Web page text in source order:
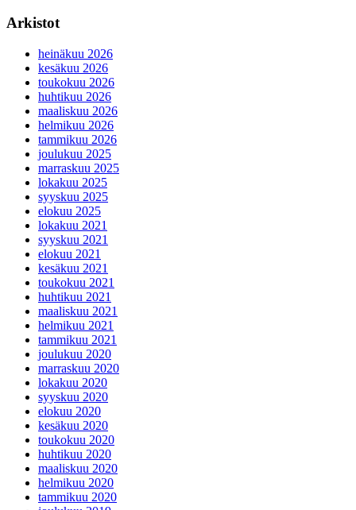
Arkistot
heinäkuu 2026
kesäkuu 2026
toukokuu 2026
huhtikuu 2026
maaliskuu 2026
helmikuu 2026
tammikuu 2026
joulukuu 2025
marraskuu 2025
lokakuu 2025
syyskuu 2025
elokuu 2025
lokakuu 2021
syyskuu 2021
elokuu 2021
kesäkuu 2021
toukokuu 2021
huhtikuu 2021
maaliskuu 2021
helmikuu 2021
tammikuu 2021
joulukuu 2020
marraskuu 2020
lokakuu 2020
syyskuu 2020
elokuu 2020
kesäkuu 2020
toukokuu 2020
huhtikuu 2020
maaliskuu 2020
helmikuu 2020
tammikuu 2020